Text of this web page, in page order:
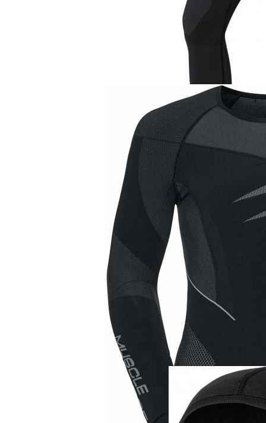
Термобелье
Odlo кальсоны
NEW
9 900 руб
Термобелье
Odlo рубашка
Force Men
6 900 руб